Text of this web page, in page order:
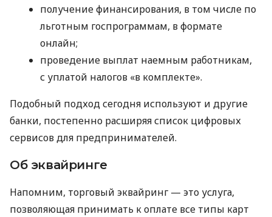
получение финансирования, в том числе по
льготным госпрограммам, в формате
онлайн;
проведение выплат наемным работникам,
с уплатой налогов «в комплекте».
Подобный подход сегодня используют и другие
банки, постепенно расширяя список цифровых
сервисов для предпринимателей.
Об эквайринге
Напомним, торговый эквайринг — это услуга,
позволяющая принимать к оплате все типы карт